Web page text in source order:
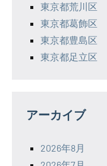
東京都荒川区
東京都葛飾区
東京都豊島区
東京都足立区
アーカイブ
2026年8月